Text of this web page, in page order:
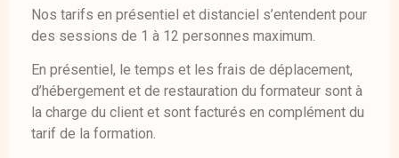
Nos tarifs en présentiel et distanciel s’entendent pour
des sessions de 1 à 12 personnes maximum.
En présentiel, le temps et les frais de déplacement,
d’hébergement et de restauration du formateur sont à
la charge du client et sont facturés en complément du
tarif de la formation.